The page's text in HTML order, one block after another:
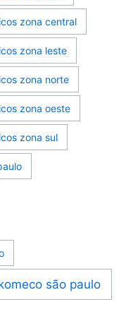
zona central
zona leste
zona norte
zona oeste
zona sul
são paulo